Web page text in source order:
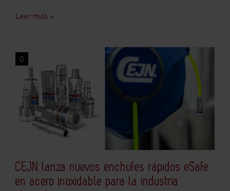
Leer más »
0
CEJN lanza nuevos enchufes rápidos eSafe
en acero inoxidable para la industria